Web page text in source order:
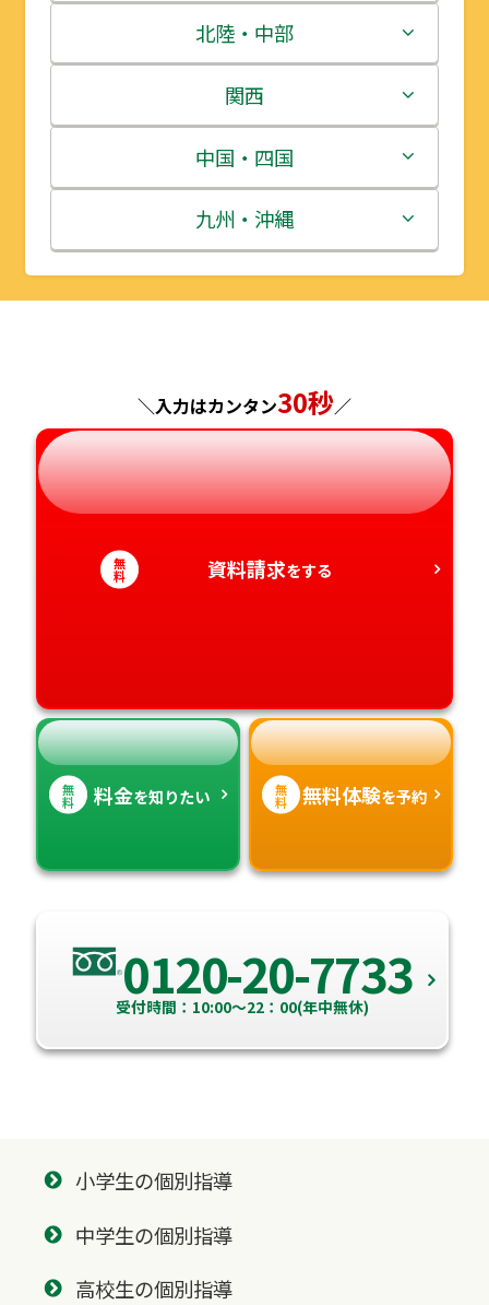
青森県
岩手県
宮城県
秋田県
山形県
茨城県
栃木県
群馬県
埼玉県
千葉県
神奈川県
北陸・中部
新潟県
富山県
石川県
福井県
長野県
岐阜県
静岡県
愛知県
関西
三重県
滋賀県
京都府
兵庫県
奈良県
和歌山県
中国・四国
鳥取県
島根県
広島県
山口県
徳島県
香川県
高知県
九州・沖縄
福岡県
長崎県
熊本県
大分県
宮崎県
沖縄県
＼入力はカンタン30秒／
無
料 資料請求をする
無
料 料金を知りたい 無
料 無料体験を予約
0120-20-7733
受付時間：10:00～22：00(年中無休)
小学生の個別指導
中学生の個別指導
高校生の個別指導